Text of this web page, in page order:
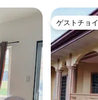
ゲストチョ
ゲストチョ